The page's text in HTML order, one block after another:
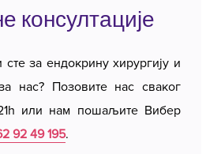
консултације
сте за ендокрину хирургију и
нас? Позовите нас сваког
или нам пошаљите Вибер
92 49 195.